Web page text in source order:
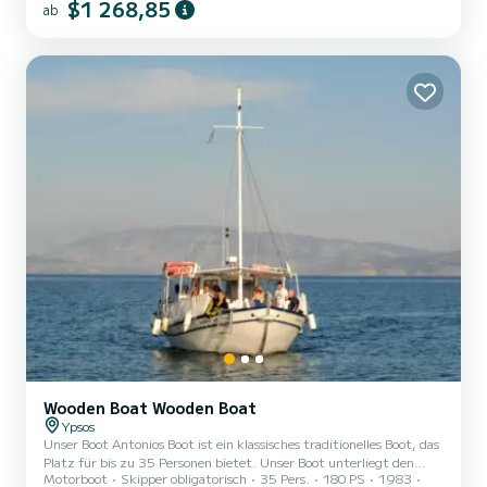
Paxos/Antipaxos). Was Sie erwartet: 1. Ein brandneues Boot in
möglich zu gestalten 3. 1:1-Reiseplan-Workshop – bevor Sie an...
ab $1 268,85
Wooden Boat Wooden Boat
Ypsos
Unser Boot Antonios Boot ist ein klassisches traditionelles Boot, das
Platz für bis zu 35 Personen bietet. Unser Boot unterliegt den
Sicherheitsbestimmungen der griechischen Hafenbehörden.
Motorboot Skipper obligatorisch 35 Pers. 180 PS
1983